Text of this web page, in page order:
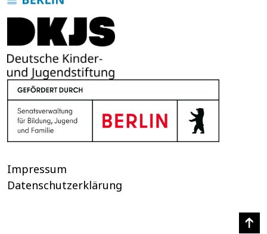
Impressum
Datenschutzerklärung